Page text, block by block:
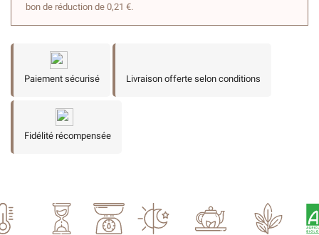
bon de réduction de 0,21 €.
Paiement sécurisé Livraison offerte selon conditions
Fidélité récompensée